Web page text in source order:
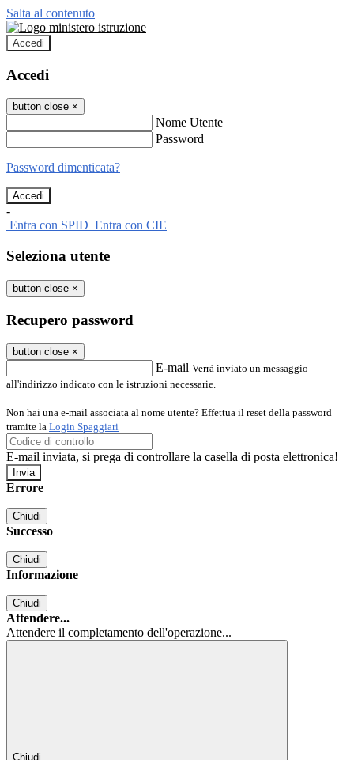
Salta al contenuto
Accedi
Accedi
button close ×
Nome Utente
Password
Password dimenticata?
-
Entra con SPID Entra con CIE
Seleziona utente
button close ×
Recupero password
button close ×
E-mail Verrà inviato un messaggio
all'indirizzo indicato con le istruzioni necessarie.
Non hai una e-mail associata al nome utente? Effettua il reset della password
tramite la Login Spaggiari
E-mail inviata, si prega di controllare la casella di posta elettronica!
Errore
Chiudi
Successo
Chiudi
Informazione
Chiudi
Attendere...
Attendere il completamento dell'operazione...
Chiudi